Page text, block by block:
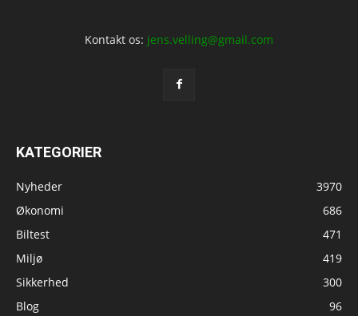
Kontakt os: jens.velling@gmail.com
KATEGORIER
Nyheder
3970
Økonomi
686
Biltest
471
Miljø
419
Sikkerhed
300
Blog
96